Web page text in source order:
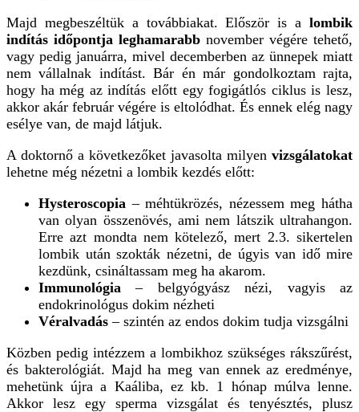
Majd megbeszéltük a továbbiakat. Először is a lombik
indítás időpontja leghamarabb november végére tehető,
vagy pedig januárra, mivel decemberben az ünnepek miatt
nem vállalnak indítást. Bár én már gondolkoztam rajta,
hogy ha még az indítás előtt egy fogigátlós ciklus is lesz,
akkor akár február végére is eltolódhat. És ennek elég nagy
esélye van, de majd látjuk.
A doktornő a következőket javasolta milyen vizsgálatokat
lehetne még nézetni a lombik kezdés előtt:
Hysteroscopia – méhtükrözés, nézessem meg hátha
van olyan összenövés, ami nem látszik ultrahangon.
Erre azt mondta nem kötelező, mert 2.3. sikertelen
lombik után szokták nézetni, de úgyis van idő mire
kezdünk, csináltassam meg ha akarom.
Immunológia – belgyógyász nézi, vagyis az
endokrinológus dokim nézheti
Véralvadás – szintén az endos dokim tudja vizsgálni
Közben pedig intézzem a lombikhoz szükséges rákszűrést,
és bakterológiát. Majd ha meg van ennek az eredménye,
mehetünk újra a Kaáliba, ez kb. 1 hónap múlva lenne.
Akkor lesz egy sperma vizsgálat és tenyésztés, plusz